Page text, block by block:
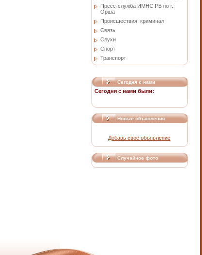
Пресс-служба ИМНС РБ по г.
Орша
Проиcшествия, криминал
Связь
Слухи
Спорт
Транспорт
Сегодня с нами
Сегодня с нами были:
Новые объявления
Добавь свое объявление
Случайное фото